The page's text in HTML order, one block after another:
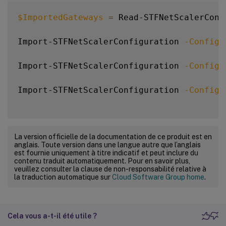
$ImportedGateways = Read-
Import-STFNetScalerConfiguration -
Import-STFNetScalerConfiguration -
Import-STFNetScalerConfiguration -
La version officielle de la documentation de ce produit est en
anglais. Toute version dans une langue autre que l’anglais
est fournie uniquement à titre indicatif et peut inclure du
contenu traduit automatiquement. Pour en savoir plus,
veuillez consulter la clause de non-responsabilité relative à
la traduction automatique surCloud Software Group home.
Cela vous a-t-il été utile ?